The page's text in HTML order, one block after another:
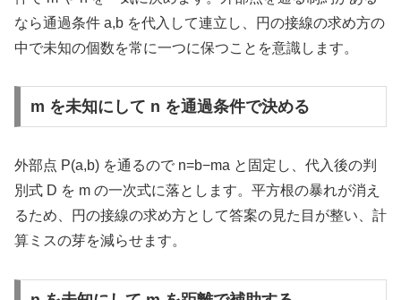
なら通過条件 a,b を代入して連立し、円の接線の求め方の
中で未知の個数を常に一つに保つことを意識します。
m を未知にして n を通過条件で決める
外部点 P(a,b) を通るので n=b−ma と固定し、代入後の判
別式 D を m の一次式に落とします。平方根の暴れが消え
るため、円の接線の求め方として答案の見た目が整い、計
算ミスの芽を減らせます。